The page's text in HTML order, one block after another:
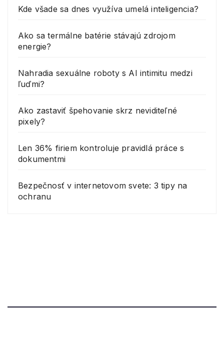
Kde všade sa dnes využíva umelá inteligencia?
Ako sa termálne batérie stávajú zdrojom
energie?
Nahradia sexuálne roboty s AI intimitu medzi
ľuďmi?
Ako zastaviť špehovanie skrz neviditeľné
pixely?
Len 36% firiem kontroluje pravidlá práce s
dokumentmi
Bezpečnosť v internetovom svete: 3 tipy na
ochranu